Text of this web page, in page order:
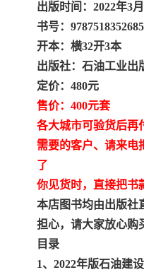
出版时间：2022年3月
书号：9787518352685
开本：横32开3本
出版社：石油工业出
定价：480元
售价：400元套
各大城市可验货后再
需要的客户、请来电
了
你见货时，直接把书
本店图书均由出版社
担心，请大家放心购
目录
1、2022年版石油建